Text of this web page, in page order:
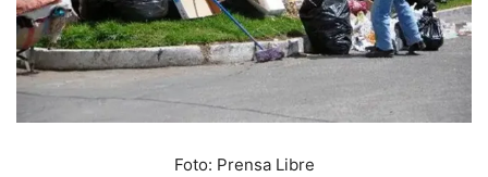
Foto: Prensa Libre